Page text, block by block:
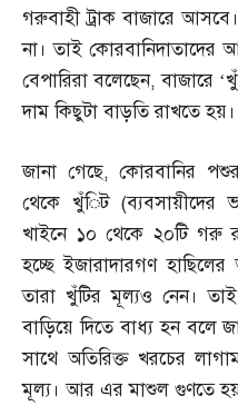
গরুবাহী ট্রাক বাজারে
না। তাই কোরবানিদাতাদের
বেপারিরা বলেছেন,বাজারে
দাম কিছুটা বাড়তি রাখতে হয়।
জানা গেছে,কোরবানির
থেকে খুঁিট (
খাইনে ১০ থেকে ২০টি গরু
হচ্ছে ইজারাদারগণ
তারা খুঁটির মূল্যও নেন।
বাড়িয়ে দিতে বাধ্য হন বলে
সাথে অতিরিক্ত খরচের
মূল্য। আর এর মাশুল গুণতে হয়